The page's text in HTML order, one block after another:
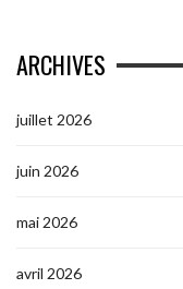
ARCHIVES
juillet 2026
juin 2026
mai 2026
avril 2026